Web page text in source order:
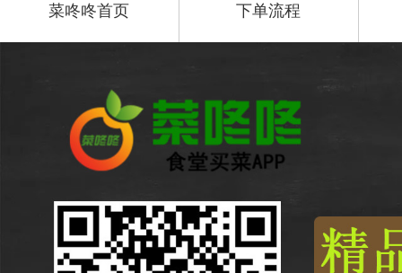
菜咚咚首页 下单流程